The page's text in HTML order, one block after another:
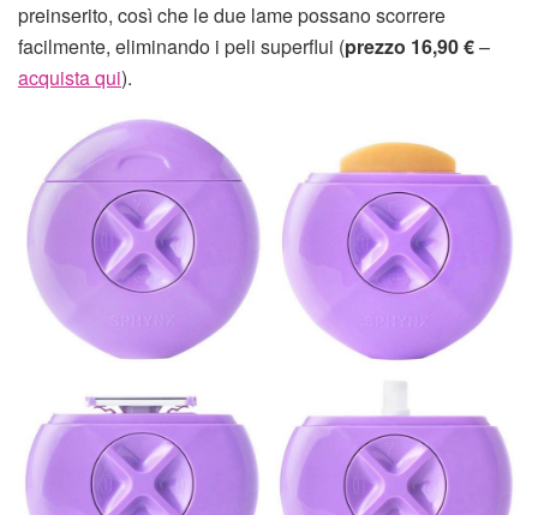
preinserito, così che le due lame possano scorrere
facilmente, eliminando i peli superflui (prezzo 16,90 €–
acquista qui).